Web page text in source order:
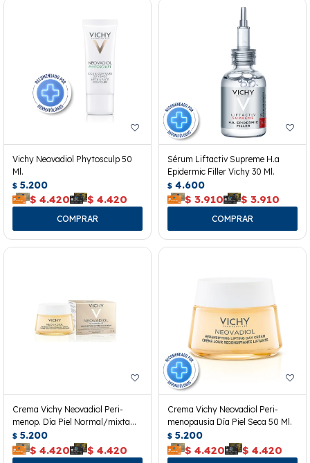
Vichy Neovadiol Phytosculp 50
Ml.
$ 5.200
$ 4.420 $ 4.420
Sérum Liftactiv Supreme H.a
Epidermic Filler Vichy 30 Ml.
$ 4.600
$ 3.910 $ 3.910
Crema Vichy Neovadiol Peri-
menop. Día Piel Normal/mixta
50ml
$ 5.200
$ 4.420 $ 4.420
Crema Vichy Neovadiol Peri-
menopausia Día Piel Seca 50 Ml.
$ 5.200
$ 4.420 $ 4.420